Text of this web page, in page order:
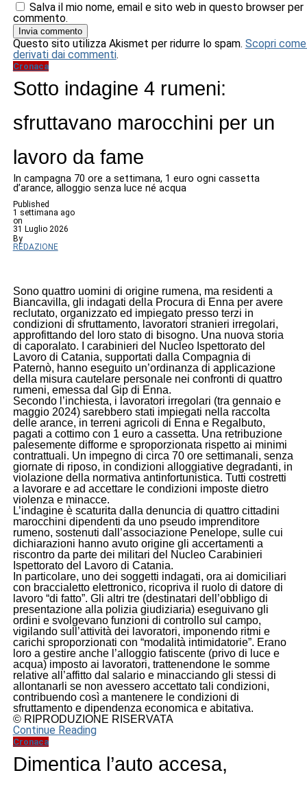
Salva il mio nome, email e sito web in questo browser
commento.
Questo sito utilizza Akismet per ridurre lo spam. Scopri
derivati dai commenti.
Cronaca
Sotto indagine 4 rumeni:
sfruttavano marocchini per un
lavoro da fame
In campagna 70 ore a settimana, 1 euro ogni cassetta
d’arance, alloggio senza luce né acqua
Published
1 settimana ago
on
31 Luglio 2026
By
REDAZIONE
Sono quattro uomini di origine rumena, ma residenti a
Biancavilla, gli indagati della Procura di Enna per avere
reclutato, organizzato ed impiegato presso terzi in
condizioni di sfruttamento, lavoratori stranieri irregolari,
approfittando del loro stato di bisogno. Una nuova storia
di caporalato. I carabinieri del Nucleo Ispettorato del
Lavoro di Catania, supportati dalla Compagnia di
Paternò, hanno eseguito un’ordinanza di applicazione
della misura cautelare personale nei confronti di quattro
rumeni, emessa dal Gip di Enna.
Secondo l’inchiesta, i lavoratori irregolari (tra gennaio e
maggio 2024) sarebbero stati impiegati nella raccolta
delle arance, in terreni agricoli di Enna e Regalbuto,
pagati a cottimo con 1 euro a cassetta. Una retribuzione
palesemente difforme e sproporzionata rispetto ai minimi
contrattuali. Un impegno di circa 70 ore settimanali, senza
giornate di riposo, in condizioni alloggiative degradanti, in
violazione della normativa antinfortunistica. Tutti costretti
a lavorare e ad accettare le condizioni imposte dietro
violenza e minacce.
L’indagine è scaturita dalla denuncia di quattro cittadini
marocchini dipendenti da uno pseudo imprenditore
rumeno, sostenuti dall’associazione Penelope, sulle cui
dichiarazioni hanno avuto origine gli accertamenti a
riscontro da parte dei militari del Nucleo Carabinieri
Ispettorato del Lavoro di Catania.
In particolare, uno dei soggetti indagati, ora ai domiciliari
con braccialetto elettronico, ricopriva il ruolo di datore di
lavoro “di fatto”. Gli altri tre (destinatari dell’obbligo di
presentazione alla polizia giudiziaria) eseguivano gli
ordini e svolgevano funzioni di controllo sul campo,
vigilando sull’attività dei lavoratori, imponendo ritmi e
carichi sproporzionati con “modalità intimidatorie”. Erano
loro a gestire anche l’alloggio fatiscente (privo di luce e
acqua) imposto ai lavoratori, trattenendone le somme
relative all’affitto dal salario e minacciando gli stessi di
allontanarli se non avessero accettato tali condizioni,
contribuendo così a mantenere le condizioni di
sfruttamento e dipendenza economica e abitativa.
© RIPRODUZIONE RISERVATA
Continue Reading
Cronaca
Dimentica l’auto accesa,